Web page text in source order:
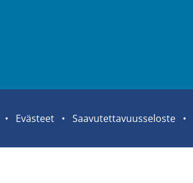
Sivuston
Eväs­teet Saa­vu­tet­ta­vuus­se­los­te